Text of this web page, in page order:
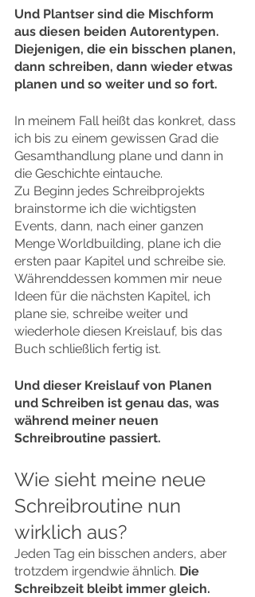
Und Plantser sind die Mischform
aus diesen beiden Autorentypen.
Diejenigen, die ein bisschen planen,
dann schreiben, dann wieder etwas
planen und so weiter und so fort.
In meinem Fall heißt das konkret, dass
ich bis zu einem gewissen Grad die
Gesamthandlung plane und dann in
die Geschichte eintauche.
Zu Beginn jedes Schreibprojekts
brainstorme ich die wichtigsten
Events, dann, nach einer ganzen
Menge Worldbuilding, plane ich die
ersten paar Kapitel und schreibe sie.
Währenddessen kommen mir neue
Ideen für die nächsten Kapitel, ich
plane sie, schreibe weiter und
wiederhole diesen Kreislauf, bis das
Buch schließlich fertig ist.
Und dieser Kreislauf von Planen
und Schreiben ist genau das, was
während meiner neuen
Schreibroutine passiert.
Wie sieht meine neue
Schreibroutine nun
wirklich aus?
Jeden Tag ein bisschen anders, aber
trotzdem irgendwie ähnlich. Die
Schreibzeit bleibt immer gleich.